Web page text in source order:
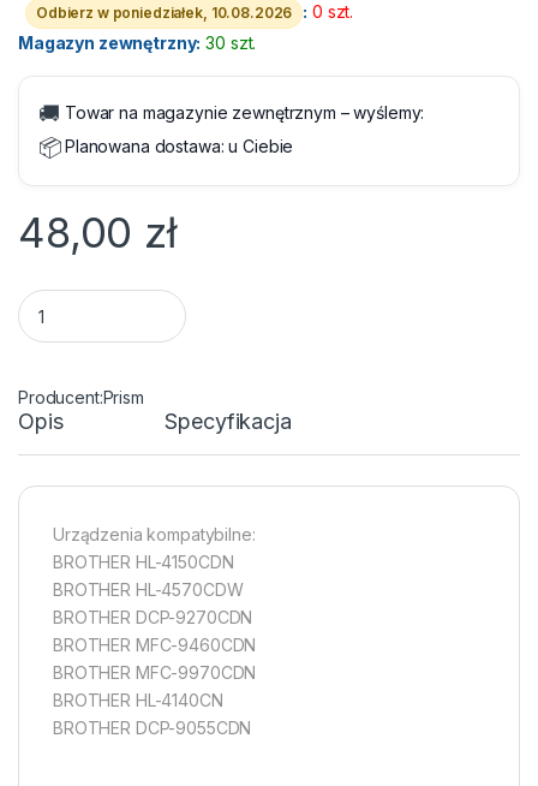
Odbierz w poniedziałek, 10.08.2026 : 0 szt.
Magazyn zewnętrzny: 30 szt.
🚚 Towar na magazynie zewnętrznym – wyślemy:
📦Planowana dostawa:u Ciebie
48,00 zł
Toner Brother TN-325M Zamiennik Magenta 4000 str.
Prism
Opis Specyfikacja
Urządzenia kompatybilne:
BROTHER HL-4150CDN
BROTHER HL-4570CDW
BROTHER DCP-9270CDN
BROTHER MFC-9460CDN
BROTHER MFC-9970CDN
BROTHER HL-4140CN
BROTHER DCP-9055CDN